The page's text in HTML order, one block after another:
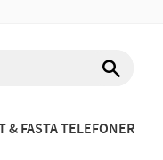
& FASTA TELEFONER